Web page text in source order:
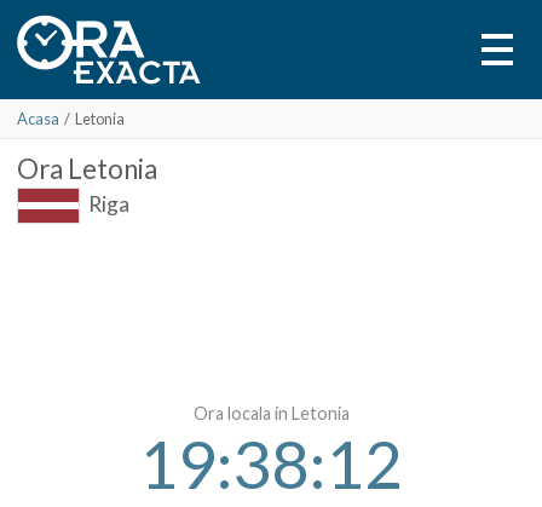
Acasa / Letonia
Ora Letonia
Riga
Ora locala in Letonia
19:38:12